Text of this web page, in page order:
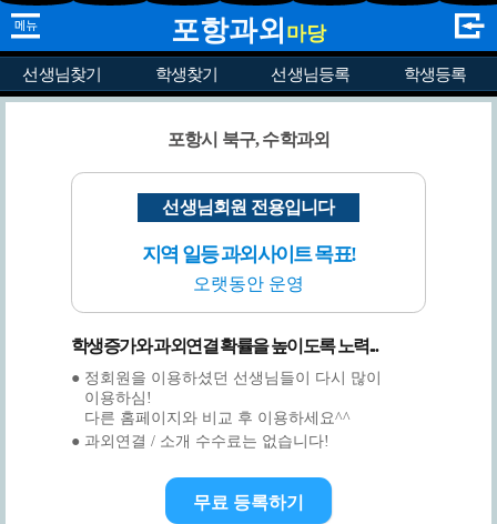
포항과외 마당
선생님찾기 학생찾기 선생님등록 학생등록
포항시 북구, 수학과외
선생님회원 전용입니다
지역 일등 과외사이트 목표!
오랫동안 운영
학생증가와 과외연결 확률을 높이도록 노력...
● 정회원을 이용하셨던 선생님들이 다시 많이
이용하심!
다른 홈페이지와 비교 후 이용하세요^^
● 과외연결 / 소개 수수료는 없습니다!
무료 등록하기